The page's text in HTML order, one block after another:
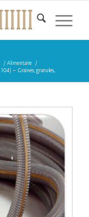
/ Alimentaire
/
– Graines, granules,...